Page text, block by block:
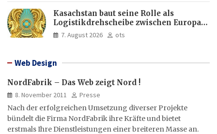
Kasachstan baut seine Rolle als
Logistikdrehscheibe zwischen Europa
und Asien aus
7. August 2026 ots
Web Design
NordFabrik – Das Web zeigt Nord !
8. November 2011
Presse
Nach der erfolgreichen Umsetzung diverser Projekte
bündelt die Firma NordFabrik ihre Kräfte und bietet
erstmals Ihre Dienstleistungen einer breiteren Masse an.